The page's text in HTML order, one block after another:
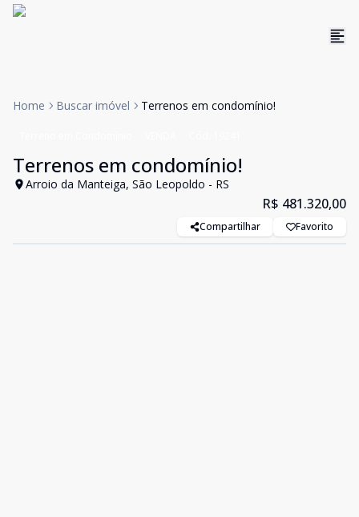
Home Buscar imóvel Terrenos em condomínio!
Terrenos em condomínio!
Arroio da Manteiga, São Leopoldo - RS
R$ 481.320,00
Compartilhar Favorito